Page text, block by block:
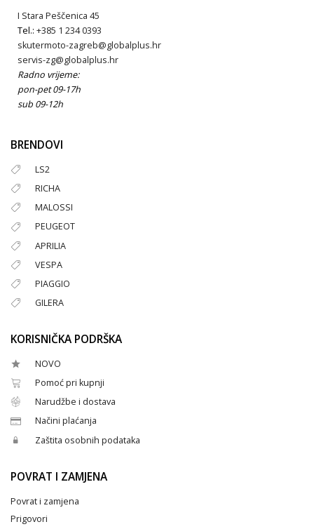
I Stara Peščenica 45
Tel.: +385 1 234 0393
skutermoto-zagreb@globalplus.hr
servis-zg@globalplus.hr
Radno vrijeme:
pon-pet 09-17h
sub 09-12h
BRENDOVI
LS2
RICHA
MALOSSI
PEUGEOT
APRILIA
VESPA
PIAGGIO
GILERA
KORISNIČKA PODRŠKA
NOVO
Pomoć pri kupnji
Narudžbe i dostava
Načini plaćanja
Zaštita osobnih podataka
POVRAT I ZAMJENA
Povrat i zamjena
Prigovori